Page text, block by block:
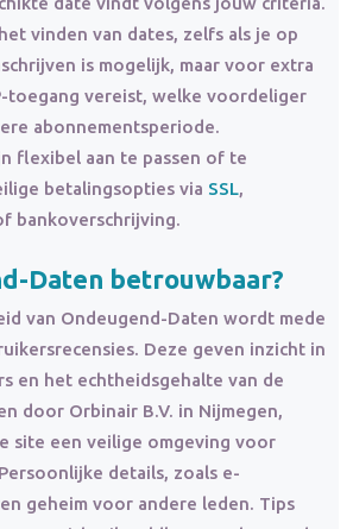
vinden van dates, zelfs als je op
is mogelijk, maar voor extra
toegang vereist, welke voordeliger
abonnementsperiode.
flexibel aan te passen of te
betalingsopties via SSL,
bankoverschrijving.
Daten betrouwbaar?
van Ondeugend-Daten wordt mede
Deze geven inzicht in
en het echtheidsgehalte van de
door Orbinair B.V. in Nijmegen,
site een veilige omgeving voor
details, zoals e-
geheim voor andere leden. Tips